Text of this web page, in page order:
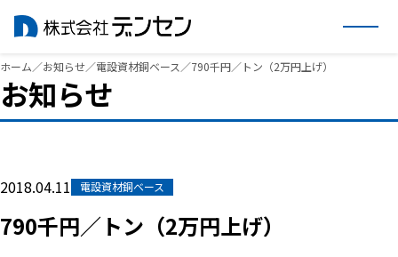
内
容
を
ッ
ホーム／お知らせ／電設資材銅ベース ／790千円／トン（2万円上げ）
お知らせ
2018.04.11 電設資材銅ベース
790千円／トン（2万円上げ）